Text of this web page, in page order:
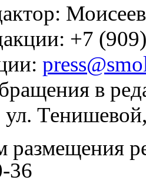
+7
в
ул.
размещения
36